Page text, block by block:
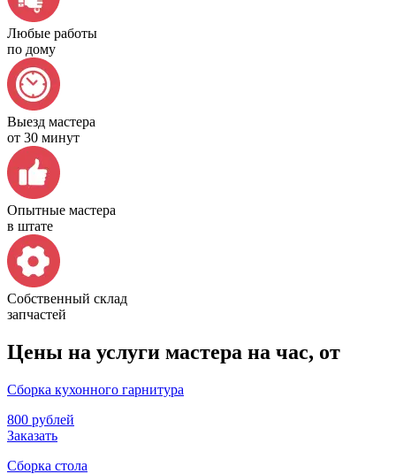
Любые работы
по дому
Выезд мастера
от 30 минут
Опытные мастера
в штате
Собственный склад
запчастей
Цены на услуги мастера на час, от
Сборка кухонного гарнитура
800 рублей
Заказать
Сборка стола